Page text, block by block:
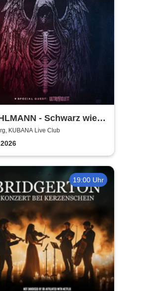
- Schwarz wie
Tour 2026
KUBANA Live Club
19:00 Uhr